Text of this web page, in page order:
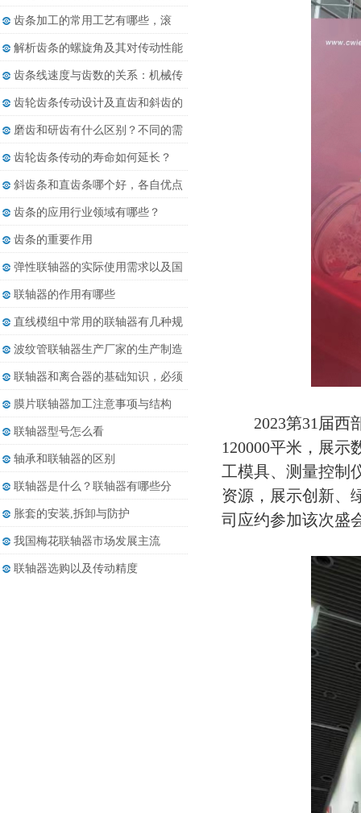
2023第31届西
120000平米，展
工模具、测量控制
资源，展示创新、
司应约参加该次盛
相......
齿条加工的常用工艺有哪些，滚
齿、......
解析齿条的螺旋角及其对传动性能
的......
齿条线速度与齿数的关系：机械传
动......
齿轮齿条传动设计及直齿和斜齿的
差......
磨齿和研齿有什么区别？不同的需
求......
齿轮齿条传动的寿命如何延长？
斜齿条和直齿条哪个好，各自优点
都......
齿条的应用行业领域有哪些？
齿条的重要作用
弹性联轴器的实际使用需求以及国
内......
联轴器的作用有哪些
直线模组中常用的联轴器有几种规
格
波纹管联轴器生产厂家的生产制造
发......
联轴器和离合器的基础知识，必须
收......
膜片联轴器加工注意事项与结构
联轴器型号怎么看
轴承和联轴器的区别
联轴器是什么？联轴器有哪些分
类？
胀套的安装,拆卸与防护
我国梅花联轴器市场发展主流
联轴器选购以及传动精度